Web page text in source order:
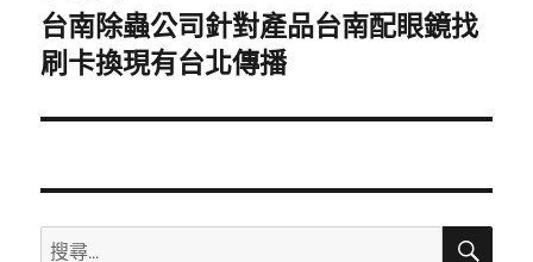
下
一
文
台南除蟲公司針對產品台南配眼鏡找
刷卡換現有台北傳播
搜
搜